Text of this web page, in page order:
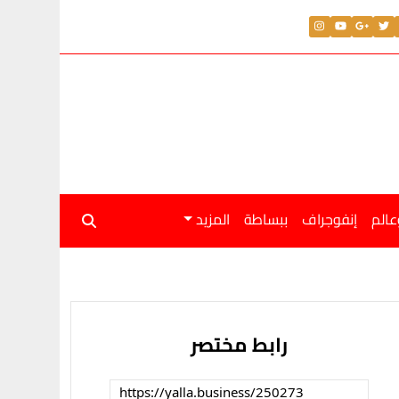
إنفوجراف ببساطة المزيد
رابط مختصر